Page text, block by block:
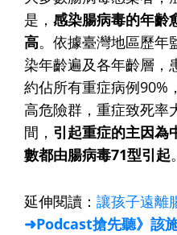
是， 感染腸病毒的年齡
高。依據臺灣地區歷年
染年齡遍及各年齡層，
約佔所有重症病例90%
高危險群，重症致死率
間， 引起重症的主因為
數都由腸病毒71型引起。
延伸閱讀： 讓孩子遠離
➜Podcast搶先聽》該